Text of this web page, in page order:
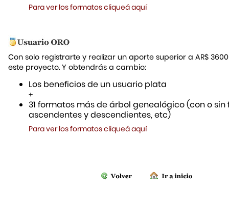
Para ver los formatos cliqueá aquí
Con solo registrarte y realizar un aporte superior a AR$
este proyecto. Y obtendrás a cambio:
Los beneficios de un usuario plata
+
31 formatos más de árbol genealógico (con o sin
ascendentes y descendientes, etc)
Para ver los formatos cliqueá aquí